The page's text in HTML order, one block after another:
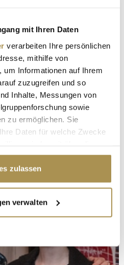
mit Ihren Daten
verarbeiten Ihre persönlichen
mithilfe von
um Informationen auf Ihrem
zuzugreifen und so
Inhalte, Messungen von
sowie
zu ermöglichen. Sie
Daten für welche Zwecke
Klicken auf das Privacy
widerrufen
geografische Lage
einige Meter genau sein
(Fingerprinting) identifizieren
zulassen
verwalten